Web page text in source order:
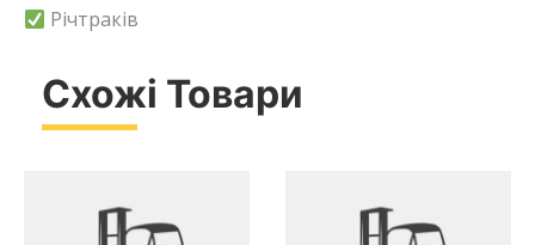
Річтраків
Схожі Товари